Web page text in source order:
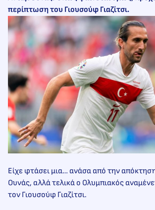
περίπτωση του Γιουσούφ Γιαζίτσι.
Είχε φτάσει μια… ανάσα από την
Ουνάς, αλλά τελικά ο Ολυμπιακός
τον Γιουσούφ Γιαζίτσι.